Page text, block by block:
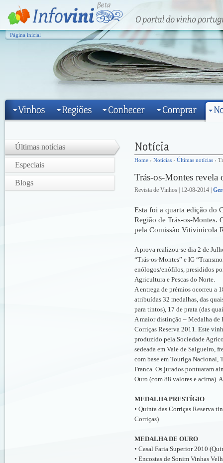
Página inicial
Últimas notícias
Especiais
Blogs
Home › Notícias › Últimas notícias ›
Trás-os-Montes revela
Revista de Vinhos | 12-08-2014 |
Esta foi a quarta edição do
Região de Trás-os-Montes.
pela Comissão Vitivinícola
A prova realizou-se dia 2 de
“Trás-os-Montes” e IG
enólogos/enófilos, presididos
Agricultura e Pescas do Norte.
A entrega de prémios ocorreu a
atribuídas 32 medalhas, das
para tintos), 17 de prata (das
A maior distinção – Medalha
Corriças Reserva 2011. Este
produzido pela Sociedade
sedeada em Vale de Salgueiro,
com base em Touriga Nacional,
Franca. Os jurados pontuaram
Ouro (com 88 valores e acima).
MEDALHA PRESTÍGIO
• Quinta das Corriças Reserva
Corriças)
MEDALHA DE OURO
• Casal Faria Superior 2010
• Encostas de Sonim Vinhas